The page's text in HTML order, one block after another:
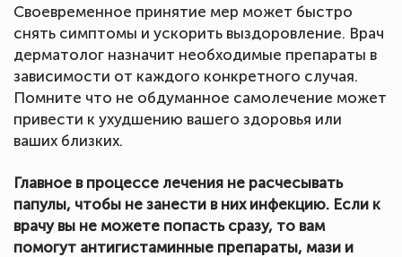
Своевременное принятие мер может быстро
снять симптомы и ускорить выздоровление. Врач
дерматолог назначит необходимые препараты в
зависимости от каждого конкретного случая.
Помните что не обдуманное самолечение может
привести к ухудшению вашего здоровья или
ваших близких.
Главное в процессе лечения не расчесывать
папулы, чтобы не занести в них инфекцию. Если к
врачу вы не можете попасть сразу, то вам
помогут антигистаминные препараты, мази и